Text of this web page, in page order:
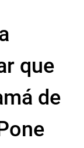
que
de